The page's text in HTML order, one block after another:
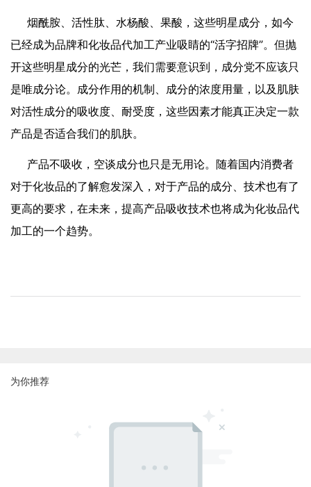
烟酰胺、活性肽、水杨酸、果酸，这些明星成分，如今
已经成为品牌和化妆品代加工产业吸睛的“活字招牌”。但抛
开这些明星成分的光芒，我们需要意识到，成分党不应该只
是唯成分论。成分作用的机制、成分的浓度用量，以及肌肤
对活性成分的吸收度、耐受度，这些因素才能真正决定一款
产品是否适合我们的肌肤。
产品不吸收，空谈成分也只是无用论。随着国内消费者
对于化妆品的了解愈发深入，对于产品的成分、技术也有了
更高的要求，在未来，提高产品吸收技术也将成为化妆品代
加工的一个趋势。
为你推荐